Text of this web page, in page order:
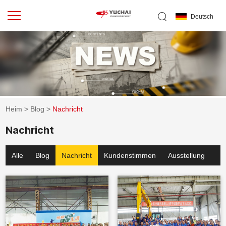
Deutsch
Heim > Blog > Nachricht
Nachricht
Alle Blog Nachricht Kundenstimmen Ausstellung